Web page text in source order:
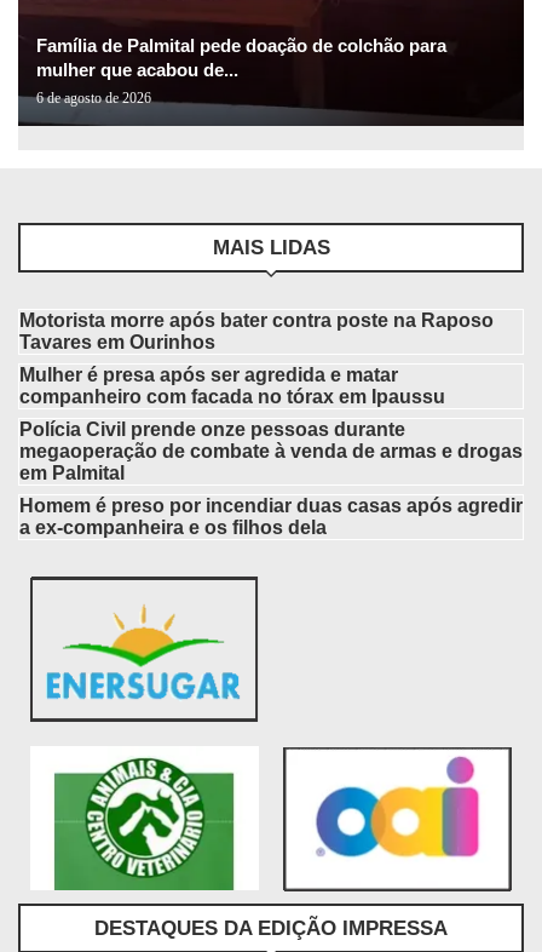
Família de Palmital pede doação de colchão para
mulher que acabou de...
6 de agosto de 2026
MAIS LIDAS
Motorista morre após bater contra poste na Raposo
Tavares em Ourinhos
Mulher é presa após ser agredida e matar
companheiro com facada no tórax em Ipaussu
Polícia Civil prende onze pessoas durante
megaoperação de combate à venda de armas e drogas
em Palmital
Homem é preso por incendiar duas casas após agredir
a ex-companheira e os filhos dela
DESTAQUES DA EDIÇÃO IMPRESSA